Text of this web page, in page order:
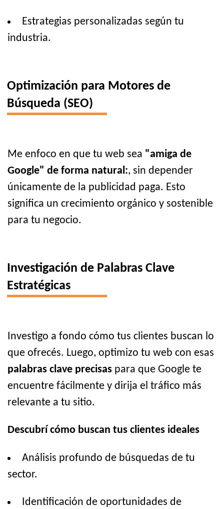
Estrategias personalizadas según tu
industria.
Optimización para Motores de
Búsqueda (SEO)
Me enfoco en que tu web sea "amiga de
Google" de forma natural:, sin depender
únicamente de la publicidad paga. Esto
significa un crecimiento orgánico y sostenible
para tu negocio.
Investigación de Palabras Clave
Estratégicas
Investigo a fondo cómo tus clientes buscan lo
que ofrecés. Luego, optimizo tu web con esas
palabras clave precisas para que Google te
encuentre fácilmente y dirija el tráfico más
relevante a tu sitio.
Descubrí cómo buscan tus clientes ideales
Análisis profundo de búsquedas de tu
sector.
Identificación de oportunidades de